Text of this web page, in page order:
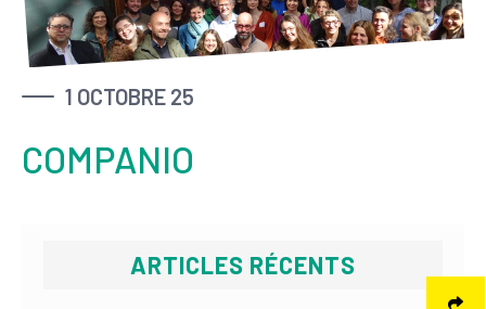
content
1 OCTOBRE 25
COMPANIO
ARTICLES RÉCENTS